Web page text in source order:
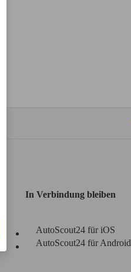
In Verbindung bleiben
AutoScout24 für iOS
AutoScout24 für Android